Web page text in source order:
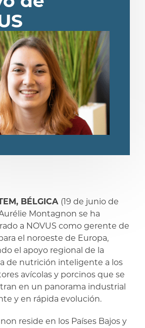
BÉLGICA (19 de junio de
Montagnon se ha
a NOVUS como gerente de
el noroeste de Europa,
el apoyo regional de la
de nutrición inteligente a los
avícolas y porcinos que se
en un panorama industrial
y en rápida evolución.
reside en los Países Bajos y